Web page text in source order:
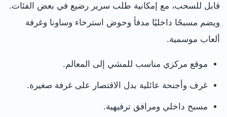
قابل للسحب، مع إمكانية طلب سرير رضيع في بعض الفئات.
ويضم مسبحًا داخليًا مدفأ وحوض استرخاء وساونا وغرفة
ألعاب موسمية.
موقع مركزي مناسب للمشي إلى المعالم.
غرف وأجنحة عائلية بدل الاقتصار على غرفة صغيرة.
مسبح داخلي ومرافق ترفيهية.